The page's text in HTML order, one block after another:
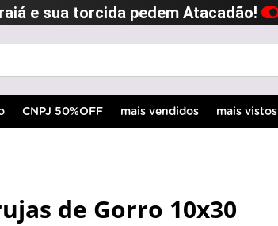
e sua torcida pedem Atacadão!
CNPJ 50%OFF mais vendidos mais vistos
de Gorro 10x30